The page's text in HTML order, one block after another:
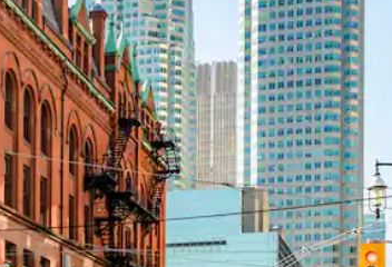
στη σελίδα με τα κουμπιά πάνω και κάτω